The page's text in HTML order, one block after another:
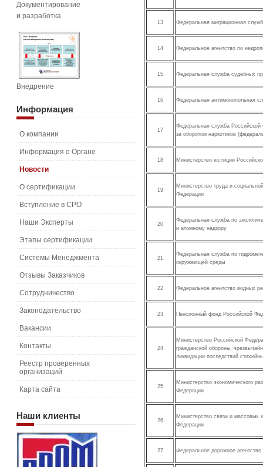
13 Федеральная миграционная
14 Федеральное агентство по
15 Федеральная служба судебных
16 Федеральная антимонопольная
17
Федеральная служба
за оборотом наркотиков
18 Министерство юстиции
19
Министерство труда и
Федерации
20
Федеральная служба по
и атомному надзору
21
Федеральная служба по
окружающей среды
22 Федеральное агентство водных
23 Пенсионный фонд Российской
24
Министерство Российской
гражданской обороны,
ликвидации последствий
25
Министерство экономического
Федерации
26
Министерство связи и массовых
Федерации
27 Федеральное дорожное агентство
Документирование
и разработка
Внедрение
Информация
О компании
Информация о Органе
Новости
О сертификации
Вступление в СРО
Наши Эксперты
Этапы сертификации
Системы Менеджмента
Отзывы Заказчиков
Сотрудничество
Законодательство
Вакансии
Контакты
Реестр проверенных
организаций
Карта сайта
Наши клиенты